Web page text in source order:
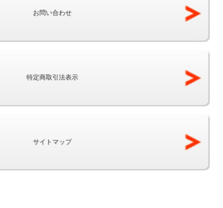
お問い合わせ
特定商取引法表示
サイトマップ